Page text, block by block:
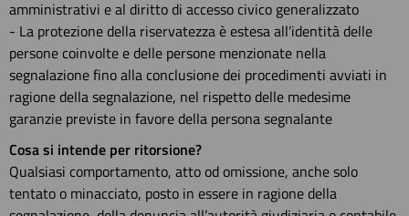
amministrativi e al diritto di accesso civico generalizzato
- La protezione della riservatezza è estesa all’identità delle
persone coinvolte e delle persone menzionate nella
segnalazione fino alla conclusione dei procedimenti avviati in
ragione della segnalazione, nel rispetto delle medesime
garanzie previste in favore della persona segnalante
Cosa si intende per ritorsione?
Qualsiasi comportamento, atto od omissione, anche solo
tentato o minacciato, posto in essere in ragione della